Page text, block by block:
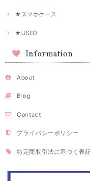
★スマホケース
★USED
Information
About
Blog
Contact
プライバシーポリシー
特定商取引法に基づく表